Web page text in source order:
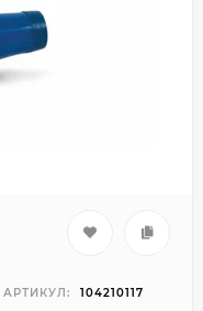
АРТИКУЛ: 104210117